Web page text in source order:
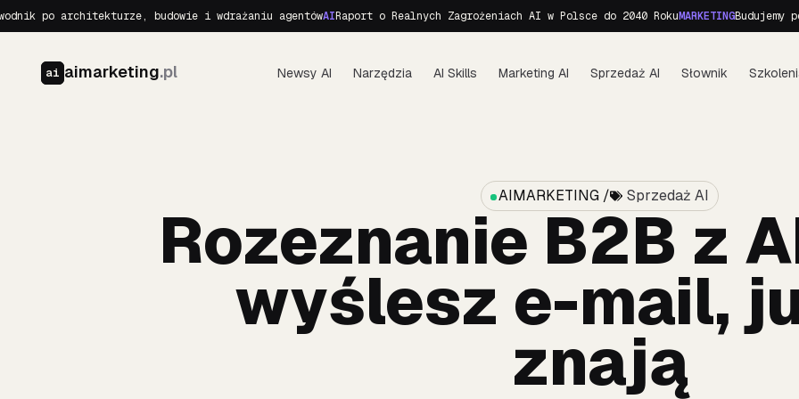
po architekturze, budowie i wdrażaniu agentówAIRaport o Realnych Zagrożeniach AI w Polsce do 2040 RokuMARKETINGBudujemy
ai aimarketing.pl Newsy AI Narzędzia AI Skills Marketing AI Sprzedaż AI Słownik
AIMARKETING / Sprzedaż AI
Rozeznanie B2B z
wyślesz e-mail,
znają